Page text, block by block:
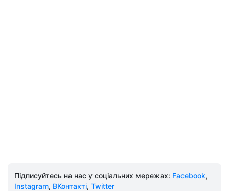
Підписуйтесь на нас у соціальних мережах: Facebook,
Instagram, ВКонтакті, Twitter